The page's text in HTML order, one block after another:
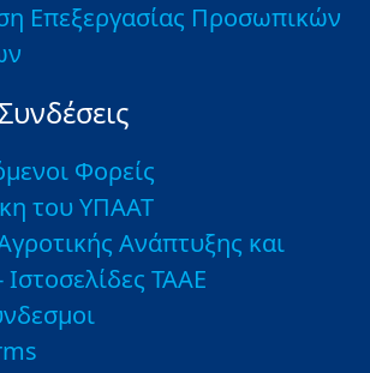
Επεξεργασίας Προσωπικών
Φορείς
του ΥΠΑΑΤ
Ανάπτυξης και
ΤΑΑΕ